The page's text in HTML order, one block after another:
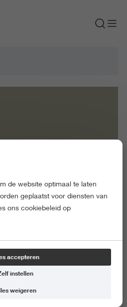
de website optimaal te laten
geplaatst voor diensten van
ons cookiebeleid op
accepteren
instellen
weigeren